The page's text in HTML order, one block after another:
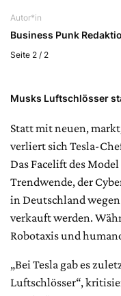
Autor*in
Business Punk
Seite 2 / 2
Musks Luftschlösser
Statt mit neuen,
verliert sich Tesla-
Das Facelift des
Trendwende, der
in Deutschland
verkauft werden.
Robotaxis und
„Bei Tesla gab es
Luftschlösser“,